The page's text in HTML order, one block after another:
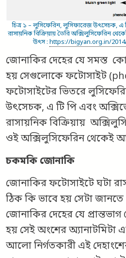
চিত্র ১ – লুসিফেরিন, লুসিফারেজ উৎসেচক, এ
রাসায়নিক বিক্রিয়ায় তৈরি অক্সিলুসিফেরিন
উৎস : https://bigyan.org.in/
জোনাকির দেহের যে সমস্ত
হয় সেগুলোকে ফটোসাইট
ফটোসাইটের ভিতরে
উৎসেচক, এ টি পি এবং
রাসায়নিক বিক্রিয়ায়
ওই অক্সিলুসিফেরিন থেকেই
চকমকি জোনাকি
জোনাকির ফটোসাইটে ঘটা
ঠিক কি ভাবে হয় সেটা
জোনাকির দেহের যে
হয় সেই অংশের অ্যানাটমিটা
আলো নির্গতকারী এই